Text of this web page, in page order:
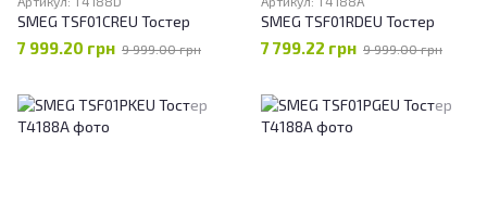
SMEG TSF01CREU Тостер
7 999.20 грн 9 999.00 грн
SMEG TSF01RDEU Тостер
7 799.22 грн 9 999.00 грн